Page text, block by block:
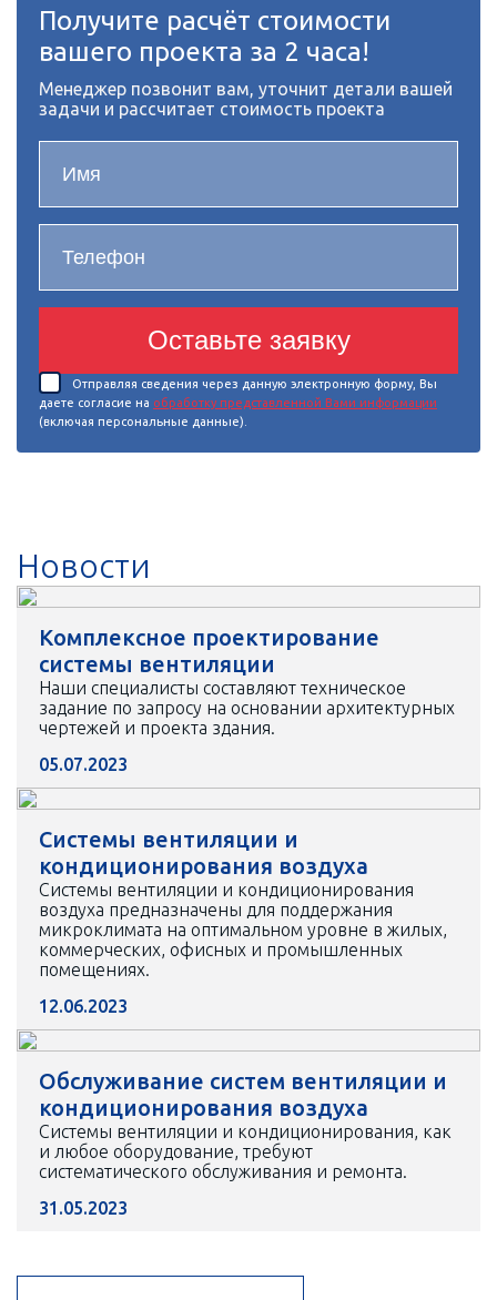
Получите расчёт стоимости
вашего проекта за 2 часа!
Менеджер позвонит вам, уточнит детали вашей
задачи и рассчитает стоимость проекта
Оставьте заявку
Отправляя сведения через данную электронную форму, Вы
даете согласие на обработку представленной Вами информации
(включая персональные данные).
Новости
Комплексное проектирование
системы вентиляции
Наши специалисты составляют техническое
задание по запросу на основании архитектурных
чертежей и проекта здания.
05.07.2023
Системы вентиляции и
кондиционирования воздуха
Системы вентиляции и кондиционирования
воздуха предназначены для поддержания
микроклимата на оптимальном уровне в жилых,
коммерческих, офисных и промышленных
помещениях.
12.06.2023
Обслуживание систем вентиляции и
кондиционирования воздуха
Системы вентиляции и кондиционирования, как
и любое оборудование, требуют
систематического обслуживания и ремонта.
31.05.2023